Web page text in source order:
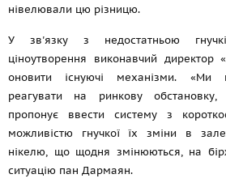
нівелювали цю різницю.
У зв'язку з недостатньою
ціноутворення виконавчий директор
оновити існуючі механізми. «Ми
реагувати на ринкову
пропонує ввести систему з
можливістю гнучкої їх зміни в
нікелю, що щодня змінюються, на
ситуацію пан Дармаян.